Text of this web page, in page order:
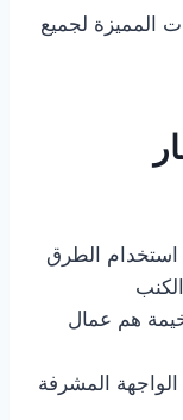
المميزة لجميع
استخدام الطرق
هم عمال
المشرفة